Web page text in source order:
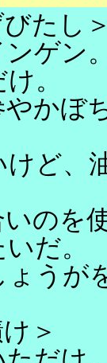
びたし
ゲン
。
かぼ
ど、
のを
だ。
うが
＞